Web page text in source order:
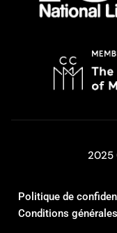
2025
Politique de
Conditions